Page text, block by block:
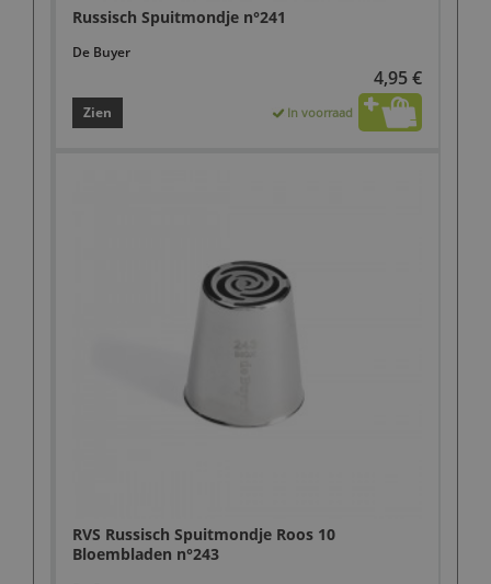
Russisch Spuitmondje n°241
De Buyer
4,95 €
Zien In voorraad
RVS Russisch Spuitmondje Roos 10
Bloembladen n°243